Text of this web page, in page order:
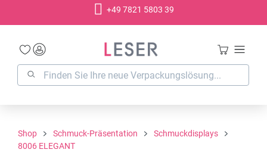
+49 7821 5803 39
Shop Schmuck-Präsentation
Schmuckdisplays
8006 ELEGANT